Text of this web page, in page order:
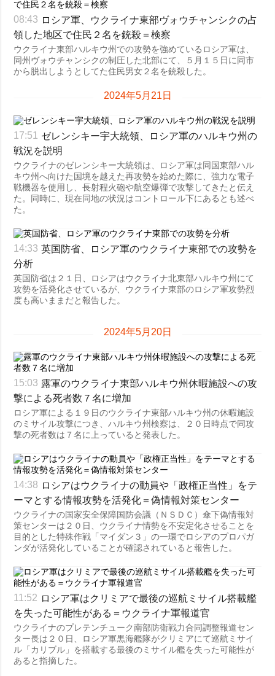
08:43 ロシア軍、ウクライナ東部ヴォウチャンシクの占
領した地区で住民２名を銃殺＝検察
ウクライナ東部ハルキウ州での攻勢を強めているロシア軍は、
同州ヴォウチャンシクの制圧した北部にて、５月１５日に同市
から脱出しようとしてた住民男女２名を銃殺した。
2024年5月21日
17:51
ゼレンシキー宇大統領、ロシア軍のハルキウ州の
戦況を説明
ウクライナのゼレンシキー大統領は、ロシア軍は同国東部ハル
キウ州へ向けた国境を越えた再攻勢を始めた際に、強力な電子
戦機器を使用し、長射程火砲や航空爆弾で攻撃してきたと伝え
た。同時に、現在同地の状況はコントロール下にあるとも述べ
た。
14:33 英国防省、ロシア軍のウクライナ東部での攻勢を
分析
英国防省は２１日、ロシアはウクライナ北東部ハルキウ州にて
攻勢を活発化させているが、ウクライナ東部のロシア軍攻勢烈
度も高いままだと報告した。
2024年5月20日
15:03 露軍のウクライナ東部ハルキウ州休暇施設への攻
撃による死者数７名に増加
ロシア軍による１９日のウクライナ東部ハルキウ州の休暇施設
のミサイル攻撃につき、ハルキウ州検察は、２０日時点で同攻
撃の死者数は７名に上っていると発表した。
14:38 ロシアはウクライナの動員や「政権正当性」をテ
ーマとする情報攻勢を活発化＝偽情報対策センター
ウクライナの国家安全保障国防会議（ＮＳＤＣ）傘下偽情報対
策センターは２０日、ウクライナ情勢を不安定化させることを
目的とした特殊作戦「マイダン３」の一環でロシアのプロパガ
ンダが活発化していることが確認されていると報告した。
11:52 ロシア軍はクリミアで最後の巡航ミサイル搭載艦
を失った可能性がある＝ウクライナ軍報道官
ウクライナのプレテンチューク南部防衛戦力合同調整報道セン
ター長は２０日、ロシア軍黒海艦隊がクリミアにて巡航ミサイ
ル「カリブル」を搭載する最後のミサイル艦を失った可能性が
あると指摘した。